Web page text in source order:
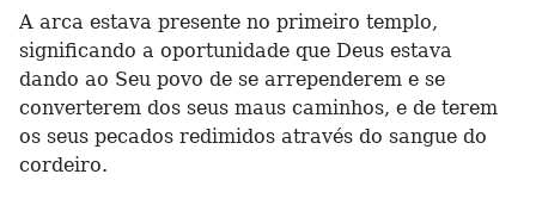
A arca estava presente no primeiro templo,
significando a oportunidade que Deus estava
dando ao Seu povo de se arrependerem e se
converterem dos seus maus caminhos, e de terem
os seus pecados redimidos através do sangue do
cordeiro.